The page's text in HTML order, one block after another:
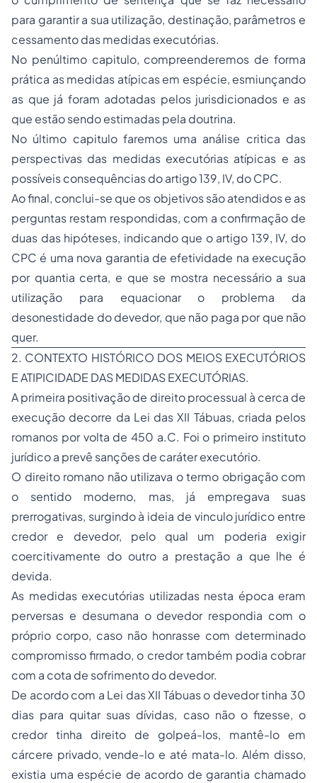
para garantir a sua utilização, destinação, parâmetros e
cessamento das medidas executórias.
No penúltimo capitulo, compreenderemos de forma
prática as medidas atípicas em espécie, esmiunçando
as que já foram adotadas pelos jurisdicionados e as
que estão sendo estimadas pela doutrina.
No último capitulo faremos uma análise critica das
perspectivas das medidas executórias atípicas e as
possíveis consequências do artigo 139, IV, do CPC.
Ao final, conclui-se que os objetivos são atendidos e as
perguntas restam respondidas, com a confirmação de
duas das hipóteses, indicando que o artigo 139, IV, do
CPC é uma nova garantia de efetividade na execução
por quantia certa, e que se mostra necessário a sua
utilização para equacionar o problema da
desonestidade do devedor, que não paga por que não
quer.
2. CONTEXTO HISTÓRICO DOS MEIOS EXECUTÓRIOS
E ATIPICIDADE DAS MEDIDAS EXECUTÓRIAS.
A primeira positivação de direito processual à cerca de
execução decorre da Lei das XII Tábuas, criada pelos
romanos por volta de 450 a.C. Foi o primeiro instituto
jurídico a prevê sanções de caráter executório.
O direito romano não utilizava o termo obrigação com
o sentido moderno, mas, já empregava suas
prerrogativas, surgindo à ideia de vinculo jurídico entre
credor e devedor, pelo qual um poderia exigir
coercitivamente do outro a prestação a que lhe é
devida.
As medidas executórias utilizadas nesta época eram
perversas e desumana o devedor respondia com o
próprio corpo, caso não honrasse com determinado
compromisso firmado, o credor também podia cobrar
com a cota de sofrimento do devedor.
De acordo com a Lei das XII Tábuas o devedor tinha 30
dias para quitar suas dívidas, caso não o fizesse, o
credor tinha direito de golpeá-los, mantê-lo em
cárcere privado, vende-lo e até mata-lo. Além disso,
existia uma espécie de acordo de garantia chamado